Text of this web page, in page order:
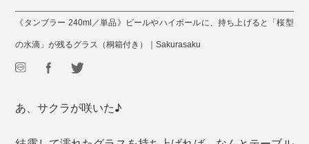
《タンブラー 240ml／単品》ビールやハイボールに、持ち上げると「桜型
の水滴」が残るグラス（桐箱付き）｜Sakurasaku
あ、サクラが咲いた♪